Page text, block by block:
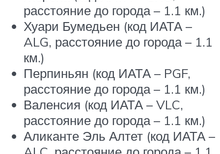
расстояние до города – 1.1 км.)
Хуари Бумедьен (код ИАТА –
ALG, расстояние до города – 1.1
км.)
Перпиньян (код ИАТА – PGF,
расстояние до города – 1.1 км.)
Валенсия (код ИАТА – VLC,
расстояние до города – 1.1 км.)
Аликанте Эль Алтет (код ИАТА –